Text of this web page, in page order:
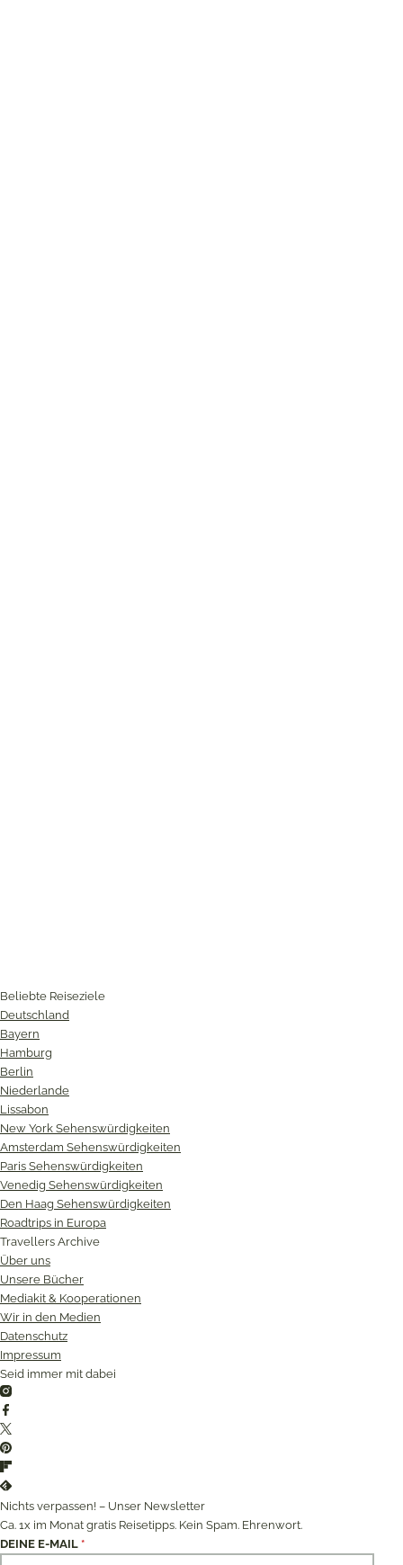
Beliebte Reiseziele
Deutschland
Bayern
Hamburg
Berlin
Niederlande
Lissabon
New York Sehenswürdigkeiten
Amsterdam Sehenswürdigkeiten
Paris Sehenswürdigkeiten
Venedig Sehenswürdigkeiten
Den Haag Sehenswürdigkeiten
Roadtrips in Europa
Travellers Archive
Über uns
Unsere Bücher
Mediakit & Kooperationen
Wir in den Medien
Datenschutz
Impressum
Seid immer mit dabei
Instagram
Twitter
Pinterest
Flipboard
Feedly
Nichts verpassen! – Unser Newsletter
Ca. 1x im Monat gratis Reisetipps. Kein Spam. Ehrenwort.
DEINE E-MAIL *